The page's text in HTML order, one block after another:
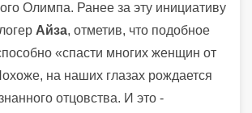
Олимпа. Ранее за эту инициативу
Айза, отметив, что подобное
«спасти многих женщин от
на наших глазах рождается
отцовства. И это -